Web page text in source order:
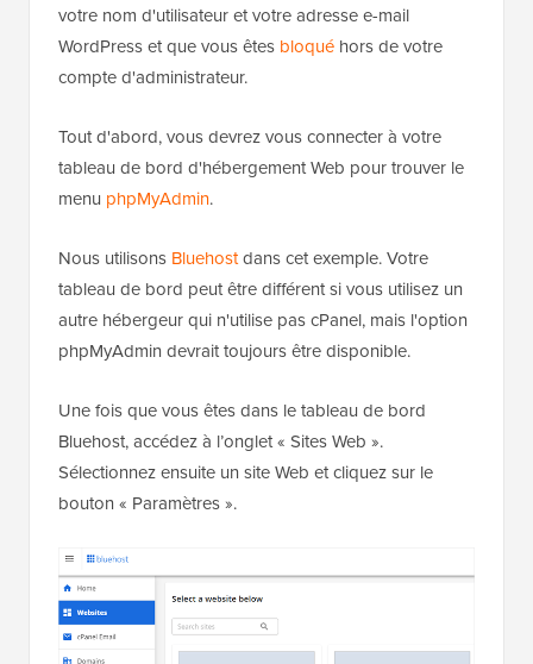
votre nom d'utilisateur et votre adresse e-mail
WordPress et que vous êtes bloqué hors de votre
compte d'administrateur.
Tout d'abord, vous devrez vous connecter à votre
tableau de bord d'hébergement Web pour trouver le
menu phpMyAdmin.
Nous utilisons Bluehostdans cet exemple. Votre
tableau de bord peut être différent si vous utilisez un
autre hébergeur qui n'utilise pas cPanel, mais l'option
phpMyAdmin devrait toujours être disponible.
Une fois que vous êtes dans le tableau de bord
Bluehost, accédez à l’onglet « Sites Web ».
Sélectionnez ensuite un site Web et cliquez sur le
bouton « Paramètres ».